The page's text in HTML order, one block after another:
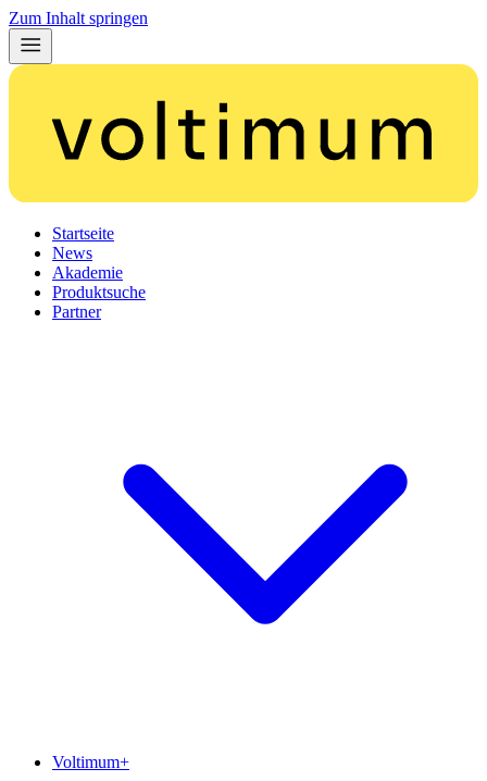
Zum Inhalt springen
Startseite
News
Akademie
Produktsuche
Partner
Voltimum+